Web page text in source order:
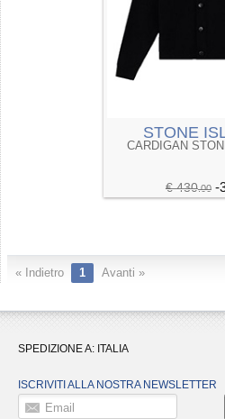
STONE
CARDIGAN
€ 430.00 -
« Indietro 1 Avanti »
SPEDIZIONE A: ITALIA
ISCRIVITI ALLA NOSTRA NEWSLETTER
Email